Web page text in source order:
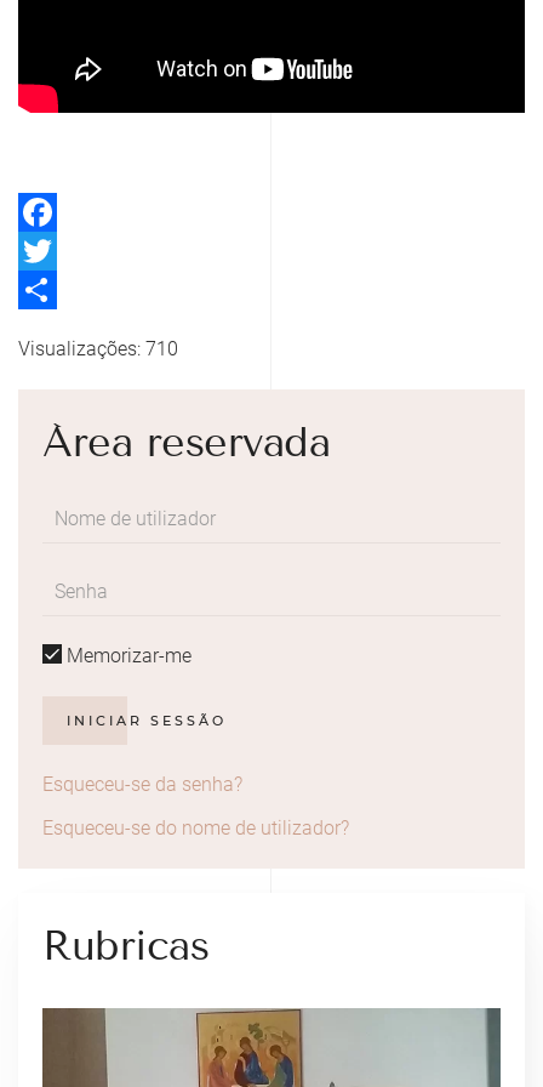
Facebook
Twitter
Visualizações: 710
Área reservada
Memorizar-me
INICIAR SESSÃO
Esqueceu-se da senha?
Esqueceu-se do nome de utilizador?
Rubricas